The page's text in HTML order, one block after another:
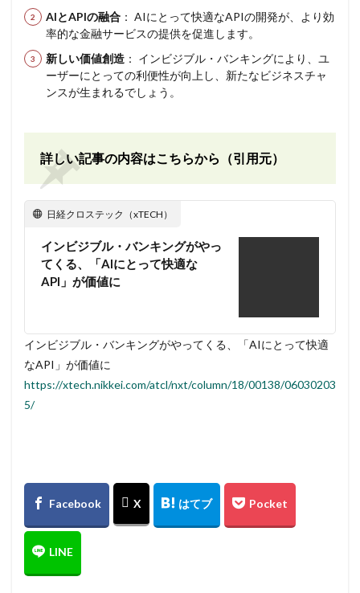
AIとAPIの融合 ： AIにとって快適なAPIの開発が、より効
率的な金融サービスの提供を促進します。
新しい価値創造 ： インビジブル・バンキングにより、ユ
ーザーにとっての利便性が向上し、新たなビジネスチャ
ンスが生まれるでしょう。
詳しい記事の内容はこちらから（引用元）
日経クロステック（xTECH）
インビジブル・バンキングがやっ
てくる、「AIにとって快適な
API」が価値に
インビジブル・バンキングがやってくる、「AIにとって快適
なAPI」が価値に
https://xtech.nikkei.com/atcl/nxt/column/18/00138/06030203
5/